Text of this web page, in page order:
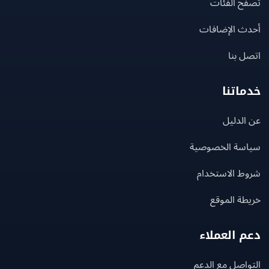
الإضافات
بنا
الخصوصية
الاستخدام
الموقع
العملاء
مع الدعم